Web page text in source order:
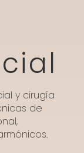
y cirugía
de